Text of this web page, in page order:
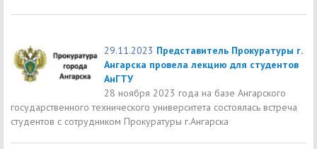
29.11.2023 Представитель Прокуратуры г.
Ангарска провела лекцию для студентов
АнГТУ
28 ноября 2023 года на базе Ангарского
государственного технического университета состоялась встреча
студентов с сотрудником Прокуратуры г.Ангарска